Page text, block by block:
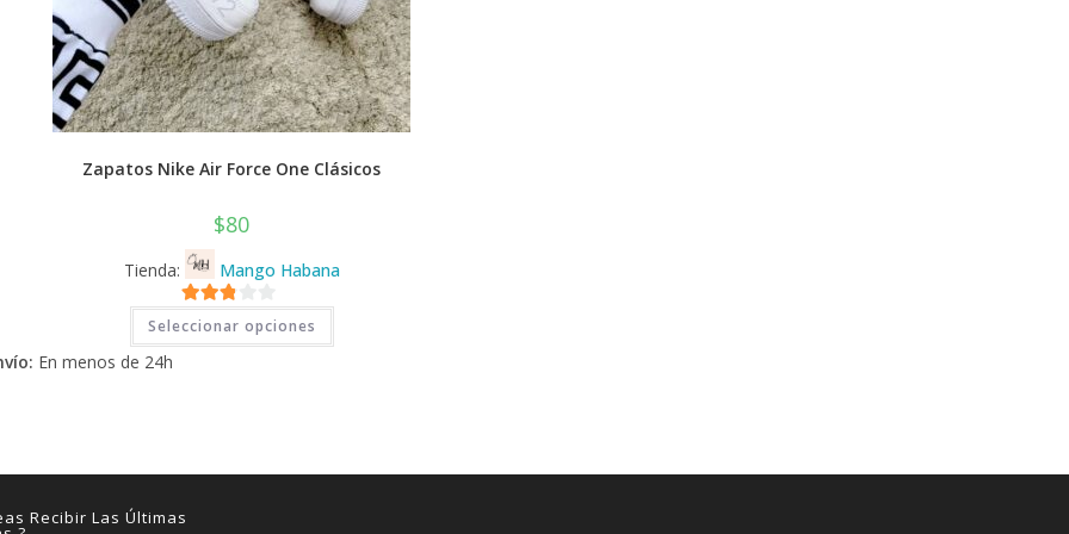
Zapatos Nike Air Force One Clásicos
$80
Tienda: Mango Habana
2.71
de 5
Seleccionar opciones
Este
tiene
en
En menos de 24h
Recibir Las Últimas